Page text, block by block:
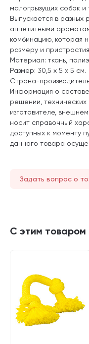
малогрызущих собак и
Выпускается в разных
аппетитными
комбинацию, которая
размеру и
Материал: ткань,
Размер: 30,5 х 5 х 5 см.
Страна-
Информация о
решении,
изготовителе,
носит справочный
доступных к моменту
данного товара
Задать вопрос о
С этим товаром